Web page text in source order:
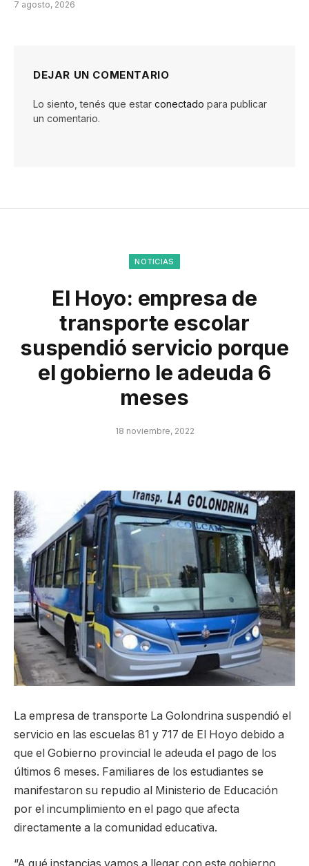
7 agosto, 2026
DEJAR UN COMENTARIO
Lo siento, tenés que estar conectado para publicar
un comentario.
NOTICIAS
El Hoyo: empresa de
transporte escolar
suspendió servicio porque
el gobierno le adeuda 6
meses
18 noviembre, 2022
La empresa de transporte La Golondrina suspendió el
servicio en las escuelas 81 y 717 de El Hoyo debido a
que el Gobierno provincial le adeuda el pago de los
últimos 6 meses. Familiares de los estudiantes se
manifestaron su repudio al Ministerio de Educación
por el incumplimiento en el pago que afecta
directamente a la comunidad educativa.